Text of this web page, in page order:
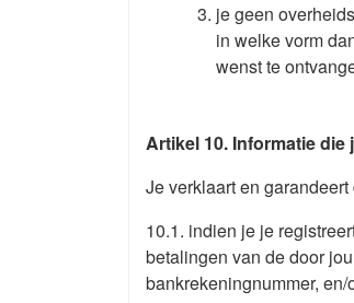
je geen
in welke vorm
wenst te
Artikel 10. Informatie die
Je verklaart en garandeert
10.1. indien je je
betalingen van de door
bankrekeningnummer, en/